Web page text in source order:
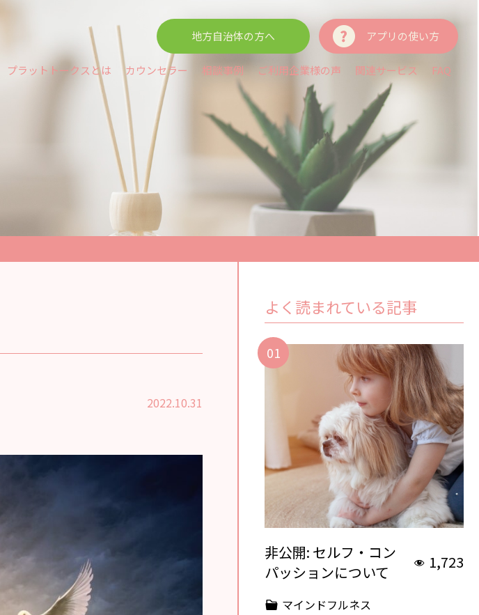
プラットトークスとは カウンセラー 相談事例 ご利用企業様の声 関連サービス FAQ
地方自治体の方へ アプリの使い方
2022.10.31
よく読まれている記事
非公開: セルフ・コン
パッションについて
1,723
マインドフルネス